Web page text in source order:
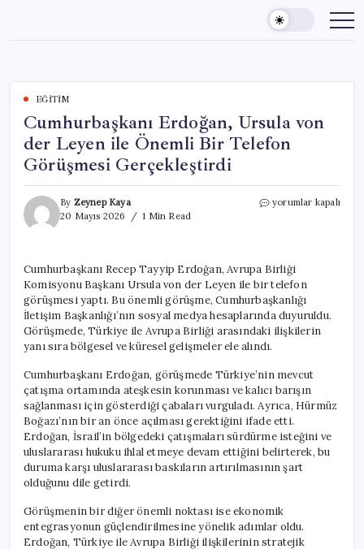
content
EĞITIM
Cumhurbaşkanı Erdoğan, Ursula von
der Leyen ile Önemli Bir Telefon
Görüşmesi Gerçekleştirdi
By Zeynep Kaya
20 Mayıs 2026
1 Min Read
Cumhurbaşkanı
Leyen
ile
Önemli
Bir
Telefon
Görüşmesi
yorumlar kapalı
Cumhurbaşkanı Recep Tayyip Erdoğan, Avrupa Birliği
Komisyonu Başkanı Ursula von der Leyen ile bir telefon
görüşmesi yaptı. Bu önemli görüşme, Cumhurbaşkanlığı
İletişim Başkanlığı’nın sosyal medya hesaplarında duyuruldu.
Görüşmede, Türkiye ile Avrupa Birliği arasındaki ilişkilerin
yanı sıra bölgesel ve küresel gelişmeler ele alındı.
Cumhurbaşkanı Erdoğan, görüşmede Türkiye’nin mevcut
çatışma ortamında ateşkesin korunması ve kalıcı barışın
sağlanması için gösterdiği çabaları vurguladı. Ayrıca, Hürmüz
Boğazı’nın bir an önce açılması gerektiğini ifade etti.
Erdoğan, İsrail’in bölgedeki çatışmaları sürdürme isteğini ve
uluslararası hukuku ihlal etmeye devam ettiğini belirterek, bu
duruma karşı uluslararası baskıların artırılmasının şart
olduğunu dile getirdi.
Görüşmenin bir diğer önemli noktası ise ekonomik
entegrasyonun güçlendirilmesine yönelik adımlar oldu.
Erdoğan, Türkiye ile Avrupa Birliği ilişkilerinin stratejik